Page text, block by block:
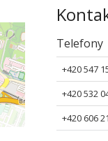
Telefony
+420 547
+420 532
+420 606